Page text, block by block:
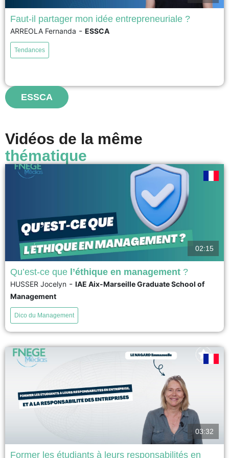
Dans cette vidéo, l'auteur aborde la question fondamentale du partage des
idées entrepreneuriales en démontrant que la peur du vol d'idée est
largement infondée. La vidéo établit que l'exécution et la stratégie de
voir
Faut-il partager mon idée entrepreneuriale ?
ARREOLA Fernanda - ESSCA
Tendances
ESSCA
Vidéos de la même
thématique
L’Ethique en management apparaît de façon évidente lorsque les règles,
les lois et les codes de déontologie ne suffisent plus pour discerner et
prendre la bonne décision dans des situations complexes, voire dilemmes.
Elle se pose comme une processus cognitif et émotionnel pour apporter
voir
02:15
Qu’est-ce que l’éthique en management ?
HUSSER Jocelyn - IAE Aix-Marseille Graduate School of
Management
Dico du Management
03:32
Former les étudiants à leurs responsabilités en